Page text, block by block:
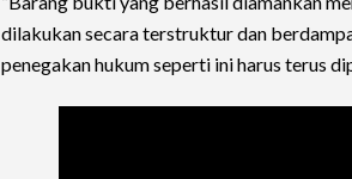
dilakukan secara terstruktur dan
penegakan hukum seperti ini harus terus